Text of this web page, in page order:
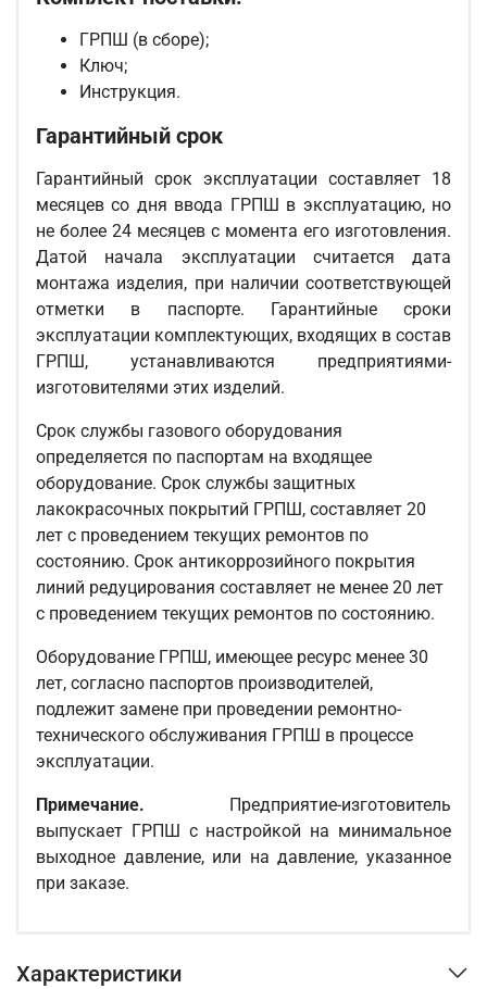
ГРПШ (в сборе);
Ключ;
Инструкция.
Гарантийный срок
Гарантийный срок эксплуатации составляет 18
месяцев со дня ввода ГРПШ в эксплуатацию, но
не более 24 месяцев с момента его изготовления.
Датой начала эксплуатации считается дата
монтажа изделия, при наличии соответствующей
отметки в паспорте. Гарантийные сроки
эксплуатации комплектующих, входящих в состав
ГРПШ, устанавливаются предприятиями-
изготовителями этих изделий.
Срок службы газового оборудования
определяется по паспортам на входящее
оборудование. Срок службы защитных
лакокрасочных покрытий ГРПШ, составляет 20
лет с проведением текущих ремонтов по
состоянию. Срок антикоррозийного покрытия
линий редуцирования составляет не менее 20 лет
с проведением текущих ремонтов по состоянию.
Оборудование ГРПШ, имеющее ресурс менее 30
лет, согласно паспортов производителей,
подлежит замене при проведении ремонтно-
технического обслуживания ГРПШ в процессе
эксплуатации.
Примечание. Предприятие-изготовитель
выпускает ГРПШ с настройкой на минимальное
выходное давление, или на давление, указанное
при заказе.
Характеристики